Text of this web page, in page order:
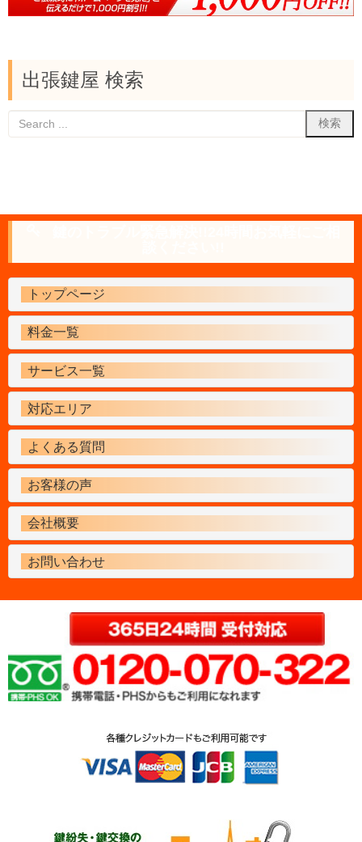
出張鍵屋 検索
トップページ
料金一覧
サービス一覧
対応エリア
よくある質問
お客様の声
会社概要
お問い合わせ